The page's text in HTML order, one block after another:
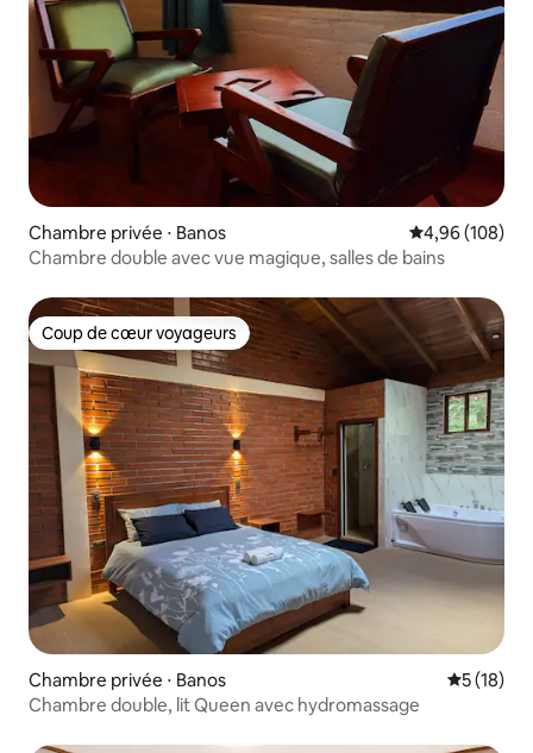
Chambre privée ⋅ Banos Évaluation
4,96 (108)
Chambre double avec vue magique, salles de bains
Coup de cœur voyageurs
Coup de cœur voyageurs
Chambre privée ⋅ Banos
5 (18)
Chambre double, lit Queen avec hydromassage